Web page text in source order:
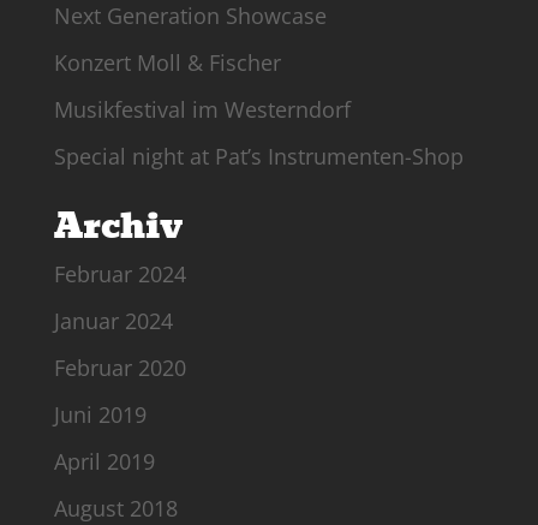
Next Generation Showcase
Konzert Moll & Fischer
Musikfestival im Westerndorf
Special night at Pat’s Instrumenten-Shop
Archiv
Februar 2024
Januar 2024
Februar 2020
Juni 2019
April 2019
August 2018